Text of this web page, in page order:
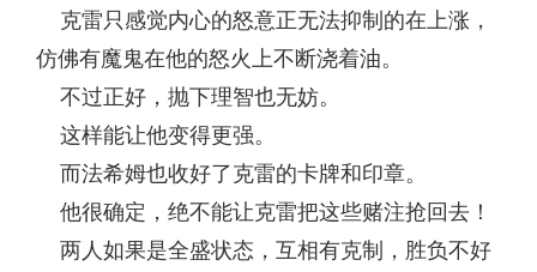
克雷只感觉内心的怒意正无法抑制的在上涨，
仿佛有魔鬼在他的怒火上不断浇着油。
不过正好，抛下理智也无妨。
这样能让他变得更强。
而法希姆也收好了克雷的卡牌和印章。
他很确定，绝不能让克雷把这些赌注抢回去！
两人如果是全盛状态，互相有克制，胜负不好